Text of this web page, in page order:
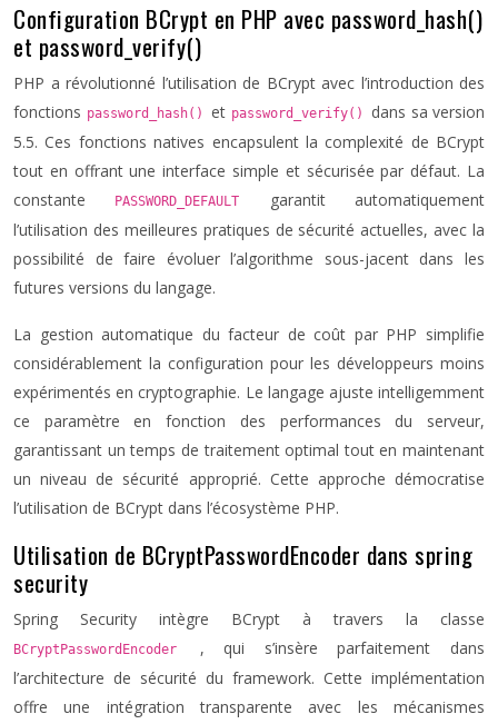
Configuration BCrypt en PHP avec password_hash()
et password_verify()
PHP a révolutionné l’utilisation de BCrypt avec l’introduction des
fonctions password_hash() et password_verify() dans sa version
5.5. Ces fonctions natives encapsulent la complexité de BCrypt
tout en offrant une interface simple et sécurisée par défaut. La
constante
PASSWORD_DEFAULT
garantit automatiquement
l’utilisation des meilleures pratiques de sécurité actuelles, avec la
possibilité de faire évoluer l’algorithme sous-jacent dans les
futures versions du langage.
La gestion automatique du facteur de coût par PHP simplifie
considérablement la configuration pour les développeurs moins
expérimentés en cryptographie. Le langage ajuste intelligemment
ce paramètre en fonction des performances du serveur,
garantissant un temps de traitement optimal tout en maintenant
un niveau de sécurité approprié. Cette approche démocratise
l’utilisation de BCrypt dans l’écosystème PHP.
Utilisation de BCryptPasswordEncoder dans spring
security
Spring Security intègre BCrypt à travers la classe
BCryptPasswordEncoder , qui s’insère parfaitement dans
l’architecture de sécurité du framework. Cette implémentation
offre une intégration transparente avec les mécanismes